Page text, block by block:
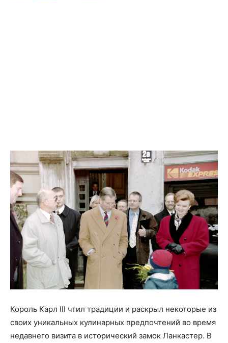
Король Карл III чтил традиции и раскрыл некоторые из
своих уникальных кулинарных предпочтений во время
недавнего визита в исторический замок Ланкастер. В